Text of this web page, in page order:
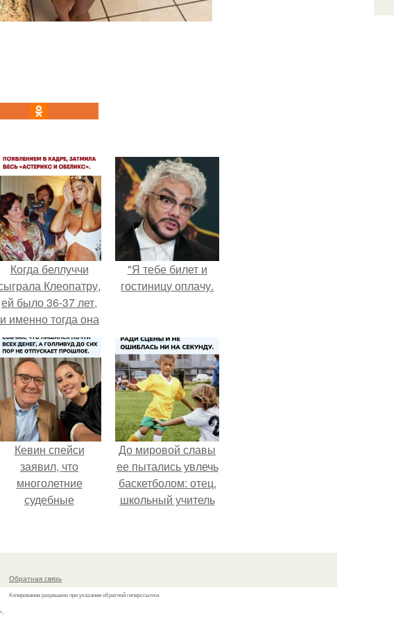
Когда беллуччи
Клеопатру,
ей было 36-37 лет,
и именно тогда она
находилась на
вершине карьеры.
"Я тебе билет и
гостиницу оплачу.
Кевин спейси
заявил, что
многолетние
судебные
уничтожили его
До мировой славы
ее пытались увлечь
баскетболом: отец,
школьный учитель
игры, записал дочь
Обратная связь
Копирование разрешено при указании обратной гиперссылки.